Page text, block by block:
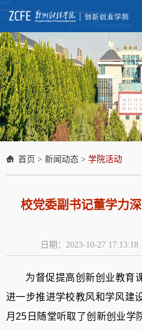
首页 > 新闻动态 > 学院活动
校党委副书记董学力
日期：2023-10-27
为督促提高创新创业教育
进一步推进学校教风和学风建
月 25 日随堂听取了创新创业学